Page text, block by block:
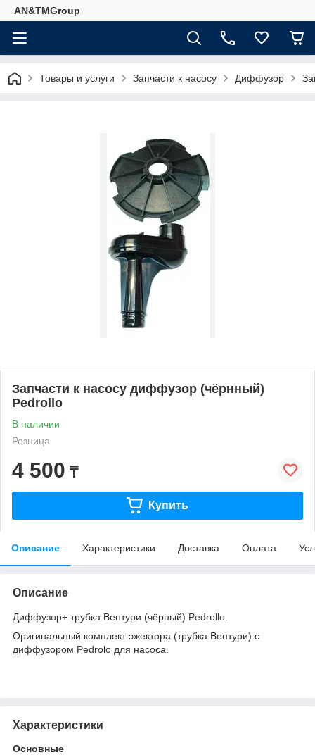
AN&TMGroup
Товары и услуги Запчасти к насосу Диффузор
Запчасти к насосу диффузор (чёрнный)
Pedrollo
В наличии
Розница
4 500 ₸
Купить
Описание Характеристики Доставка Оплата
Описание
Диффузор+ трубка Вентури (чёрный) Pedrollo.
Оригинальный комплект эжектора (трубка Вентури) с
диффузором Pedrolо для насоса.
Характеристики
Основные